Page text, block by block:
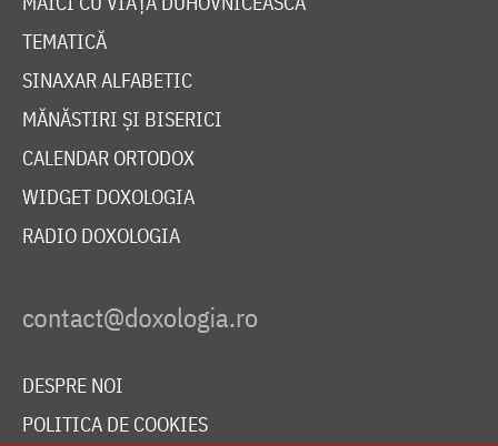
TEMATICĂ
SINAXAR ALFABETIC
MĂNĂSTIRI ȘI BISERICI
CALENDAR ORTODOX
WIDGET DOXOLOGIA
RADIO DOXOLOGIA
DESPRE NOI
POLITICA DE COOKIES